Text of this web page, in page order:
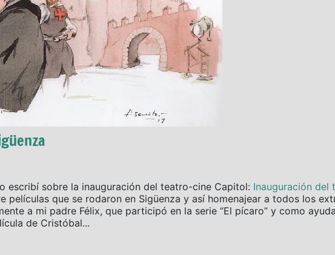
escribí sobre la inauguración del teatro-cine Capitol: Inauguración del
películas que se rodaron en Sigüenza y así homenajear a todos los
a mi padre Félix, que participó en la serie “El pícaro” y como
de Cristóbal...